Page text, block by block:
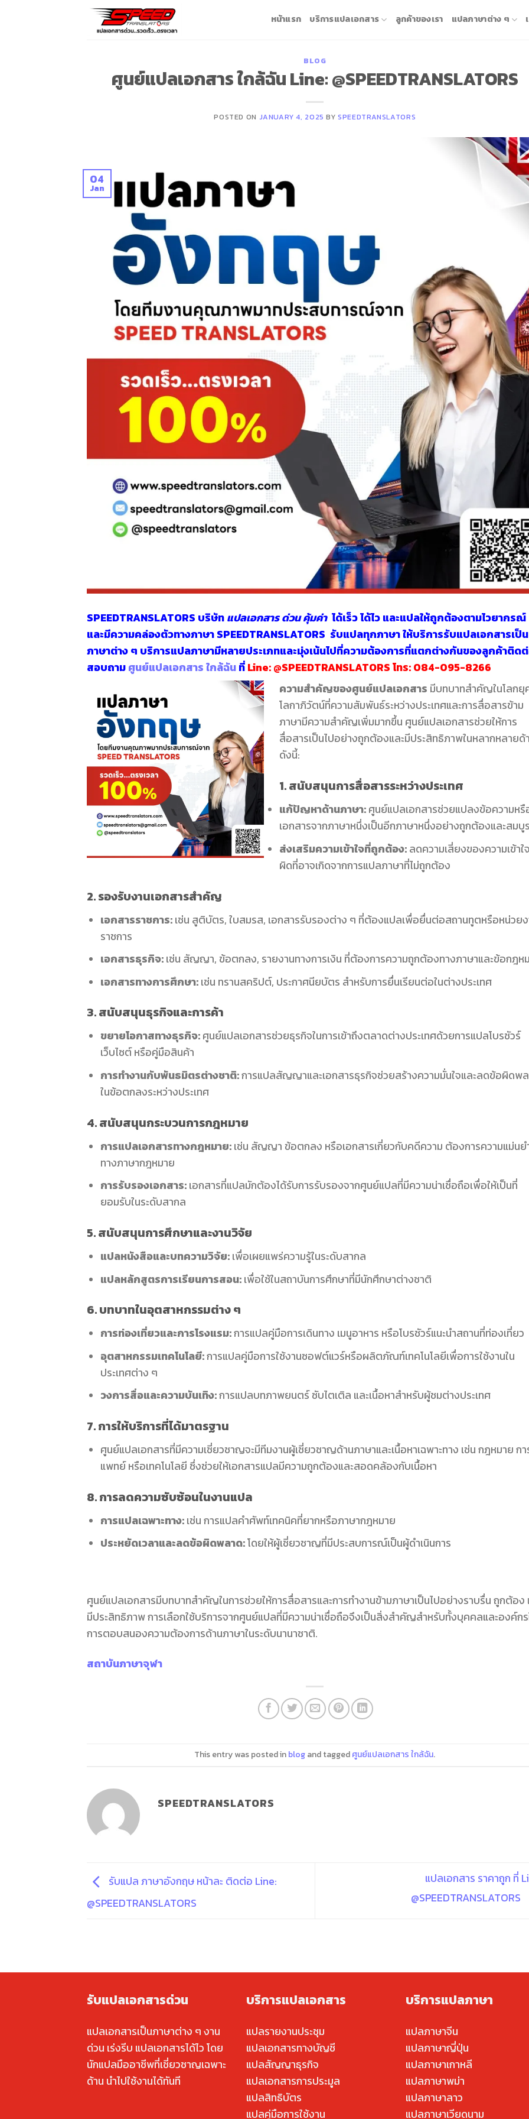
หน้าแรก บริการแปลเอกสาร ลูกค้าของเรา แปลภาษาต่าง ๆ
BLOG
ศูนย์แปลเอกสาร ใกล้ฉัน Line: @SPEEDTRANSLATORS
POSTED ON JANUARY 4, 2025 BYSPEEDTRANSLATORS
04
Jan
SPEEDTRANSLATORS บริษัทแปลเอกสาร ด่วนคุ้มค่า ได้เร็ว ได้ไว และแปลให้ถูกต้องตามไวยากรณ์
และมีความคล่องตัวทางภาษา SPEEDTRANSLATORS รับแปลทุกภาษาให้บริการรับแปลเอกสารเป็น
ภาษาต่าง ๆ บริการแปลภาษามีหลายประเภทและมุ่งเน้นไปที่ความต้องการที่แตกต่างกันของลูกค้าติด
สอบถามศูนย์แปลเอกสาร ใกล้ฉันที่Line:@SPEEDTRANSLATORSโทร:084-095-8266
ความสำคัญของศูนย์แปลเอกสาร มีบทบาทสำคัญในโลกยุ
โลกาภิวัตน์ที่ความสัมพันธ์ระหว่างประเทศและการสื่อสารข้าม
ภาษามีความสำคัญเพิ่มมากขึ้น ศูนย์แปลเอกสารช่วยให้การ
สื่อสารเป็นไปอย่างถูกต้องและมีประสิทธิภาพในหลากหลายด้
ดังนี้:
1. สนับสนุนการสื่อสารระหว่างประเทศ
แก้ปัญหาด้านภาษา:ศูนย์แปลเอกสารช่วยแปลงข้อความหรื
เอกสารจากภาษาหนึ่งเป็นอีกภาษาหนึ่งอย่างถูกต้องและสม
ส่งเสริมความเข้าใจที่ถูกต้อง:ลดความเสี่ยงของความเข้าใจ
ผิดที่อาจเกิดจากการแปลภาษาที่ไม่ถูกต้อง
2. รองรับงานเอกสารสำคัญ
เอกสารราชการ:เช่น สูติบัตร, ใบสมรส, เอกสารรับรองต่าง ๆ ที่ต้องแปลเพื่อยื่นต่อสถานทูตหรือหน่วย
ราชการ
เอกสารธุรกิจ:เช่น สัญญา, ข้อตกลง, รายงานทางการเงิน ที่ต้องการความถูกต้องทางภาษาและข้อกฎห
เอกสารทางการศึกษา:เช่น ทรานสคริปต์, ประกาศนียบัตร สำหรับการยื่นเรียนต่อในต่างประเทศ
3. สนับสนุนธุรกิจและการค้า
ขยายโอกาสทางธุรกิจ:ศูนย์แปลเอกสารช่วยธุรกิจในการเข้าถึงตลาดต่างประเทศด้วยการแปลโบรชัวร์
เว็บไซต์ หรือคู่มือสินค้า
การทำงานกับพันธมิตรต่างชาติ:การแปลสัญญาและเอกสารธุรกิจช่วยสร้างความมั่นใจและลดข้อผิดพ
ในข้อตกลงระหว่างประเทศ
4. สนับสนุนกระบวนการกฎหมาย
การแปลเอกสารทางกฎหมาย:เช่น สัญญา ข้อตกลง หรือเอกสารเกี่ยวกับคดีความ ต้องการความแม่นย
ทางภาษากฎหมาย
การรับรองเอกสาร:เอกสารที่แปลมักต้องได้รับการรับรองจากศูนย์แปลที่มีความน่าเชื่อถือเพื่อให้เป็นที่
ยอมรับในระดับสากล
5. สนับสนุนการศึกษาและงานวิจัย
แปลหนังสือและบทความวิจัย:เพื่อเผยแพร่ความรู้ในระดับสากล
แปลหลักสูตรการเรียนการสอน:เพื่อใช้ในสถาบันการศึกษาที่มีนักศึกษาต่างชาติ
6. บทบาทในอุตสาหกรรมต่าง ๆ
การท่องเที่ยวและการโรงแรม:การแปลคู่มือการเดินทาง เมนูอาหาร หรือโบรชัวร์แนะนำสถานที่ท่องเที่ยว
อุตสาหกรรมเทคโนโลยี:การแปลคู่มือการใช้งานซอฟต์แวร์หรือผลิตภัณฑ์เทคโนโลยีเพื่อการใช้งานใน
ประเทศต่าง ๆ
วงการสื่อและความบันเทิง:การแปลบทภาพยนตร์ ซับไตเติล และเนื้อหาสำหรับผู้ชมต่างประเทศ
7. การให้บริการที่ได้มาตรฐาน
ศูนย์แปลเอกสารที่มีความเชี่ยวชาญจะมีทีมงานผู้เชี่ยวชาญด้านภาษาและเนื้อหาเฉพาะทาง เช่น กฎหมาย กา
แพทย์ หรือเทคโนโลยี ซึ่งช่วยให้เอกสารแปลมีความถูกต้องและสอดคล้องกับเนื้อหา
8. การลดความซับซ้อนในงานแปล
การแปลเฉพาะทาง:เช่น การแปลคำศัพท์เทคนิคที่ยากหรือภาษากฎหมาย
ประหยัดเวลาและลดข้อผิดพลาด:โดยให้ผู้เชี่ยวชาญที่มีประสบการณ์เป็นผู้ดำเนินการ
ศูนย์แปลเอกสารมีบทบาทสำคัญในการช่วยให้การสื่อสารและการทำงานข้ามภาษาเป็นไปอย่างราบรื่น ถูกต้อง
มีประสิทธิภาพ การเลือกใช้บริการจากศูนย์แปลที่มีความน่าเชื่อถือจึงเป็นสิ่งสำคัญสำหรับทั้งบุคคลและองค์กร
การตอบสนองความต้องการด้านภาษาในระดับนานาชาติ.
สถาบันภาษาจุฬา
This entry was posted inblogand taggedศูนย์แปลเอกสาร ใกล้ฉัน.
SPEEDTRANSLATORS
รับแปล ภาษาอังกฤษ หน้าละ ติดต่อ Line:
@SPEEDTRANSLATORS
แปลเอกสาร ราคาถูก ที่
@SPEEDTRANSLATORS
รับแปลเอกสารด่วน
แปลเอกสารเป็นภาษาต่าง ๆ งาน
ด่วน เร่งรีบ แปลเอกสารได้ไว โดย
นักแปลมืออาชีพที่เชี่ยวชาญเฉพาะ
ด้าน นำไปใช้งานได้ทันที
บริการแปลเอกสาร
แปลรายงานประชุม
แปลเอกสารทางบัญชี
แปลสัญญาธุรกิจ
แปลเอกสารการประมูล
แปลสิทธิบัตร
แปลคู่มือการใช้งาน
บริการแปลภาษา
แปลภาษาจีน
แปลภาษาญี่ปุ่น
แปลภาษาเกาหลี
แปลภาษาพม่า
แปลภาษาลาว
แปลภาษาเวียดนาม